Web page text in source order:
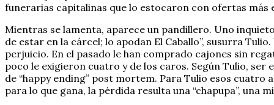
funerarias capitalinas que lo estocaron con ofertas más
Mientras se lamenta, aparece un pandillero. Uno
de estar en la cárcel; lo apodan El Caballo”, susurra
perjuicio. En el pasado le han comprado cajones sin
poco le exigieron cuatro y de los caros. Según Tulio,
de “happy ending” post mortem. Para Tulio esos cuatro
para lo que gana, la pérdida resulta una “chapupa”, una